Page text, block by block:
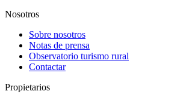
Nosotros
Sobre nosotros
Notas de prensa
Observatorio turismo rural
Contactar
Propietarios